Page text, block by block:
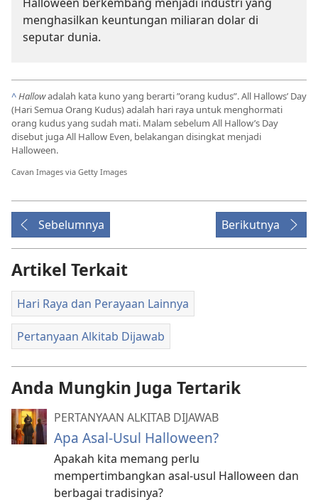
menghasilkan keuntungan miliaran dolar di
seputar dunia.
^Hallowadalah kata kuno yang berarti ”orang kudus”. All Hallows’ Day
(Hari Semua Orang Kudus) adalah hari raya untuk menghormati
orang kudus yang sudah mati. Malam sebelum All Hallow’s Day
disebut juga All Hallow Even, belakangan disingkat menjadi
Halloween.
Cavan Images via Getty Images
Sebelumnya Berikutnya
Artikel Terkait
Hari Raya dan Perayaan Lainnya
Pertanyaan Alkitab Dijawab
Anda Mungkin Juga Tertarik
PERTANYAAN ALKITAB DIJAWAB
Apa Asal-Usul Halloween?
Apakah kita memang perlu
mempertimbangkan asal-usul Halloween dan
berbagai tradisinya?